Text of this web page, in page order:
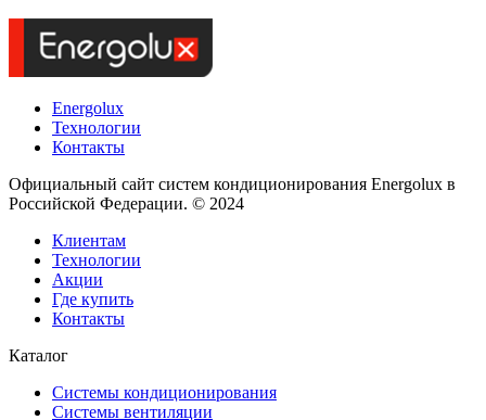
Energolux
Технологии
Контакты
Официальный сайт систем кондиционирования Energolux в
Российской Федерации. © 2024
Клиентам
Технологии
Акции
Где купить
Контакты
Каталог
Системы кондиционирования
Системы вентиляции